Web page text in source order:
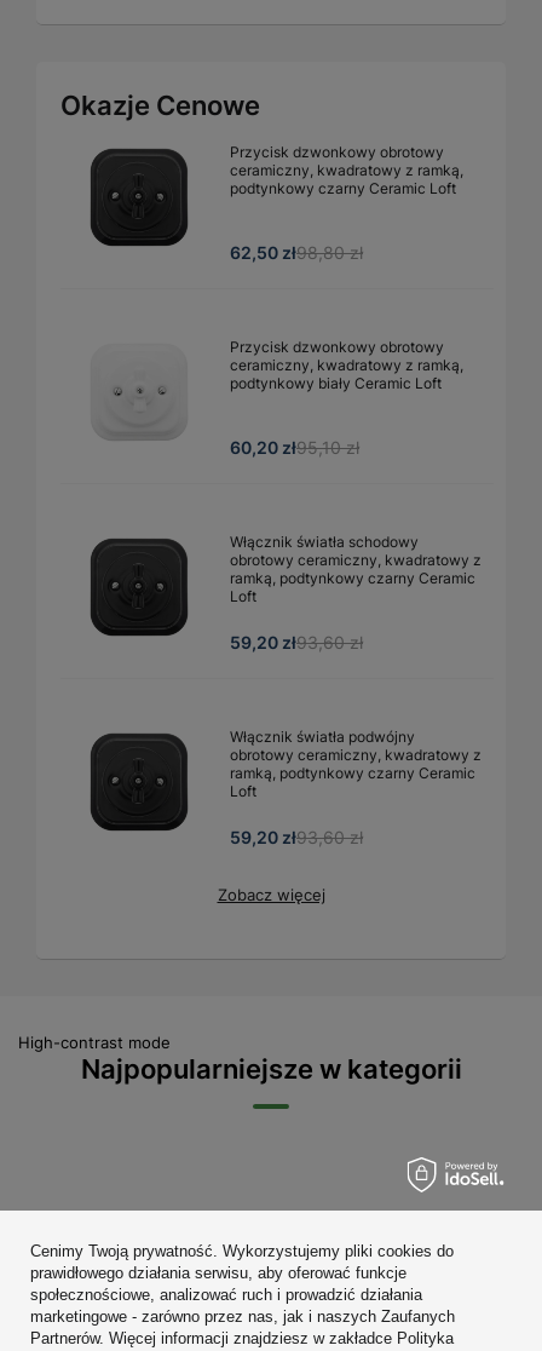
Okazje Cenowe
Przycisk dzwonkowy obrotowy
ceramiczny, kwadratowy z ramką,
podtynkowy czarny Ceramic Loft
62,50 zł98,80 zł
Przycisk dzwonkowy obrotowy
ceramiczny, kwadratowy z ramką,
podtynkowy biały Ceramic Loft
60,20 zł95,10 zł
Włącznik światła schodowy
obrotowy ceramiczny, kwadratowy z
ramką, podtynkowy czarny Ceramic
Loft
59,20 zł93,60 zł
Włącznik światła podwójny
obrotowy ceramiczny, kwadratowy z
ramką, podtynkowy czarny Ceramic
Loft
59,20 zł93,60 zł
Zobacz więcej
High-contrast mode
Najpopularniejsze w kategorii
Konto
Regulaminy
Cenimy Twoją prywatność. Wykorzystujemy pliki cookies do
prawidłowego działania serwisu, aby oferować funkcje
społecznościowe, analizować ruch i prowadzić działania
marketingowe - zarówno przez nas, jak i naszych Zaufanych
Partnerów. Więcej informacji znajdziesz w zakładce Polityka